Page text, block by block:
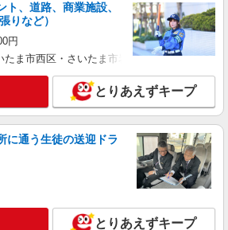
、道路、商業施設、
りなど）
円
たま市西区・さいたま市岩槻区・久喜市・蓮田
とりあえずキープ
に通う生徒の送迎ドラ
とりあえずキープ